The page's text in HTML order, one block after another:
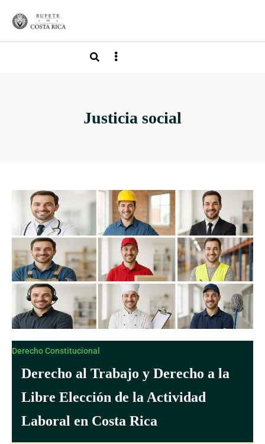
Justicia social
Derecho Constitucional
Derecho al Trabajo y Derecho a la
Libre Elección de la Actividad
Laboral en Costa Rica